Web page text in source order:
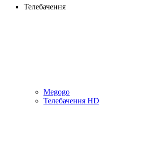
Телебачення
Megogo
Телебачення HD